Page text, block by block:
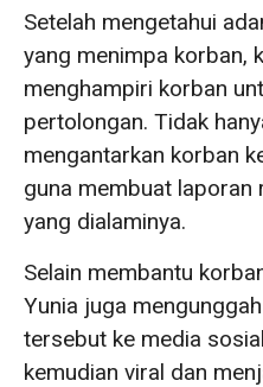
Setelah mengetahui
yang menimpa korban,
menghampiri korban
pertolongan. Tidak
mengantarkan korban
guna membuat
yang dialaminya.
Selain membantu
Yunia juga
tersebut ke media
kemudian viral dan